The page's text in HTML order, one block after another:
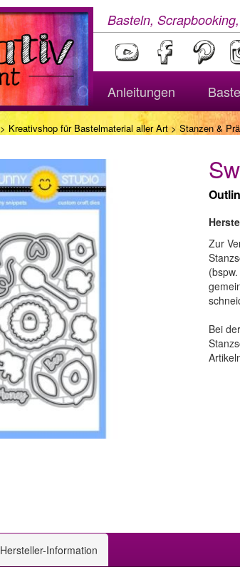
Basteln,
Anleitungen
> Kreativshop für Bastelmaterial aller Art> Stanzen &
Zur
Bei
Hersteller-Information